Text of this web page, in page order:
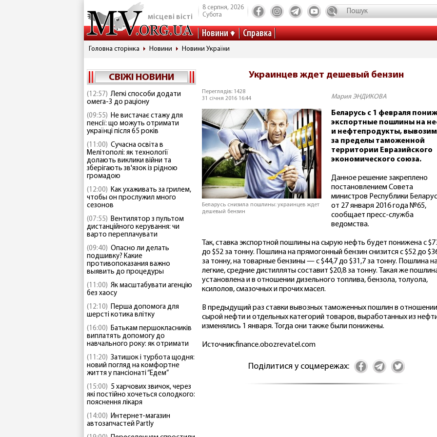
місцеві вісті
8 серпня, 2026
Субота
Новини Справка
Головна сторінка Новини Новини України
СВІЖІ НОВИНИ
(12:57) Легкі способи додати
омега-3 до раціону
(09:55) Не вистачає стажу для
пенсії: що можуть отримати
українці після 65 років
(11:00) Сучасна освіта в
Мелітополі: як технології
долають виклики війни та
зберігають зв'язок із рідною
громадою
(12:00) Как ухаживать за грилем,
чтобы он прослужил много
сезонов
(07:55) Вентилятор з пультом
дистанційного керування: чи
варто переплачувати
(09:40) Опасно ли делать
подшивку? Какие
противопоказания важно
выявить до процедуры
(11:00) Як масштабувати агенцію
без хаосу
(12:10) Перша допомога для
шерсті котика влітку
(16:00) Батькам першокласників
виплатять допомогу до
навчального року: як отримати
(11:20) Затишок і турбота щодня:
новий погляд на комфортне
життя у пансіонаті “Едем”
(15:00) 5 харчових звичок, через
які постійно хочеться солодкого:
пояснення лікаря
(14:00) Интернет-магазин
автозапчастей Partly
Украинцев ждет дешевый бензин
Переглядів: 1428
31 січня 2016 16:44
Мария ЭНДИКОВА
Беларусь снизила пошлины: украинцев ждет
дешевый бензин
Беларусь с 1 февраля
экспортные пошлины на
и нефтепродукты,
за пределы таможенной
территории Евразийского
экономического союза.
Данное решение закреплено
постановлением Совета
министров Республики
от 27 января 2016 года №65,
сообщает пресс-служба
ведомства.
Так, ставка экспортной пошлины на сырую нефть будет понижена с
до $52 за тонну. Пошлина на прямогонный бензин снизится с $52 до
за тонну, на товарные бензины — с $44,7 до $31,7 за тонну. Пошлина
легкие, средние дистилляты составит $20,8 за тонну. Такая же
установлена и в отношении дизельного топлива, бензола, толуола,
ксилолов, смазочных и прочих масел.
В предыдущий раз ставки вывозных таможенных пошлин в отношении
сырой нефти и отдельных категорий товаров, выработанных из
изменялись 1 января. Тогда они также были понижены.
Источник:finance.obozrevatel.com
Поділитися у соцмережах: